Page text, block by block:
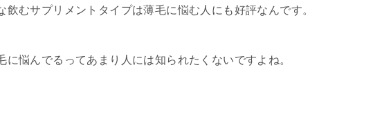
むサプリメントタイプは薄毛に悩む人にも好評なんです。
に悩んでるってあまり人には知られたくないですよね。